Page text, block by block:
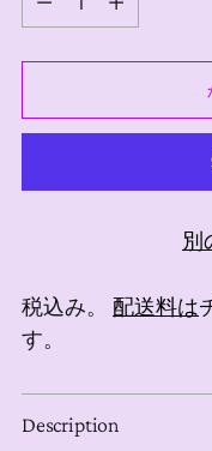
別
税込み。 配送料は
す。
商
品
Description